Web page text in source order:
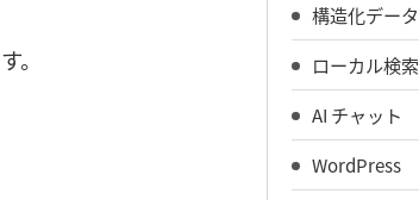
。
構造化データ
ローカル検索
AI チャット
WordPress